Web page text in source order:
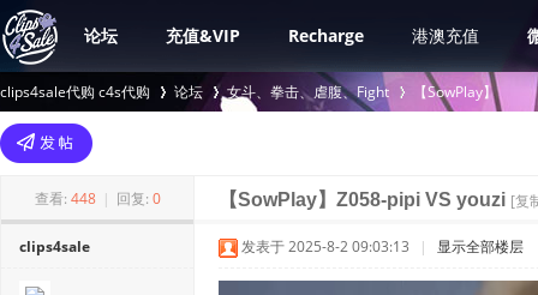
论坛 充值&VIP Recharge 港澳充值
clips4sale代购 c4s代购
>
论坛 女斗、拳击、虐腹、Fight
›
【SowPlay】
查看: 448 | 回复: 0 【SowPlay】Z058-pipi VS youzi [复
clips4sale 发表于 2025-8-2 09:03:13 | 显示全部楼层